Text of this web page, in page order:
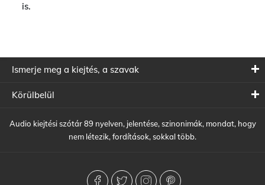
is.
Ismerje meg a kiejtés, a szavak
Körülbelül
Audio kiejtési szótár 89 nyelven, jelentése, szinonimák, mondat, hogy
nem létezik, fordítások, sokkal több.